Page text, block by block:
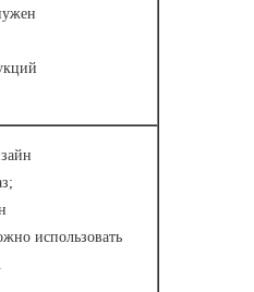
использовать